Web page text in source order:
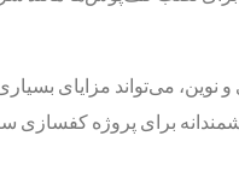
می‌تواند مزایای
برای پروژه‌ کفسازی